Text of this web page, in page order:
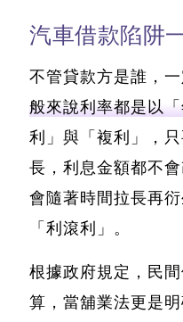
汽車借款陷阱
不管貸款方是誰，
般來說利率都是以
利」與「複利」，
長，利息金額都不
會隨著時間拉長再
「利滾利」。
根據政府規定，民
算，當舖業法更是